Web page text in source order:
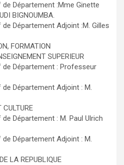
Département :Mme Ginette
BIGNOUMBA.
Département Adjoint :M. Gilles
FORMATION
SUPERIEUR
de Département : Professeur
Département Adjoint : M.
CULTURE
Département : M. Paul Ulrich
Département Adjoint : M.
LA REPUBLIQUE